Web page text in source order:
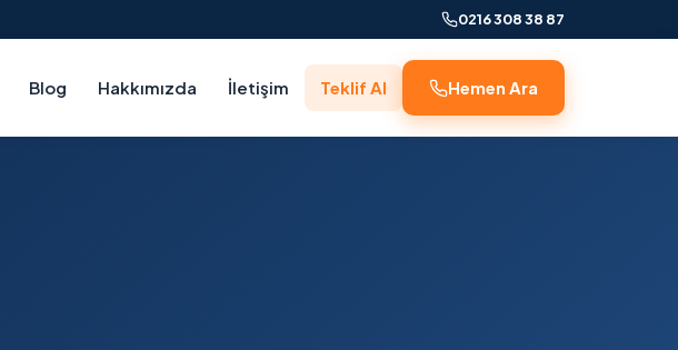
0216 308 38 87
Blog Hakkımızda İletişim Teklif Al Hemen Ara